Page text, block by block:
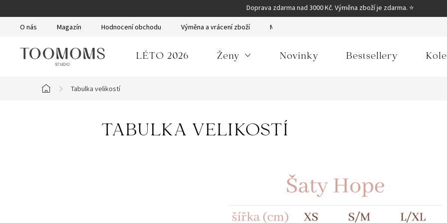
na
obsah
Doprava zdarma nad 3000 Kč. Výměna zboží je zdarma. ⭐
O nás Magazín Hodnocení obchodu Výměna a vrácení zboží Moje objednávka
LÉTO 2026 Ženy Novinky Bestsellery
Domů
Tabulka velikostí
TABULKA VELIKOSTÍ